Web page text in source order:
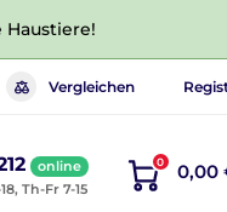
Haustiere!
Vergleichen
online
Th-Fr 7-15
0 0,00